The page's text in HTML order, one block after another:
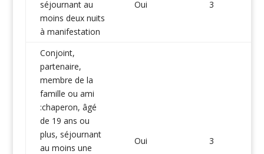
séjournant au
moins deux nuits
à manifestation
Oui 3
Conjoint,
partenaire,
membre de la
famille ou ami
:chaperon, âgé
de 19 ans ou
plus, séjournant
au moins une
Oui 3